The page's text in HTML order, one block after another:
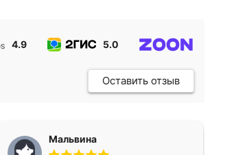
4.9 5.0
Оставить отзыв
Мальвина